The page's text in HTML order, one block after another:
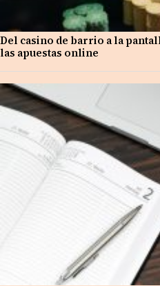
Del casino de barrio a la
las apuestas online